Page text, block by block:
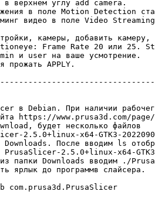
в верхнем углу add camera.
в поле Motion Detection
видео в поле Video
камеры, добавить камеру,
Frame Rate 20 или
и user на ваше усмотрение.
прожать APPLY.
в Debian. При наличии
https://www.prusa3d.com/
будет несколько файлов
2.5.0+linux-x64-GTK3-
Downloads. После вводим ls
PrusaSlicer-2.5.0+linux-x64-
из папки Downloads вводим ./
ярлык до программв слайсера.